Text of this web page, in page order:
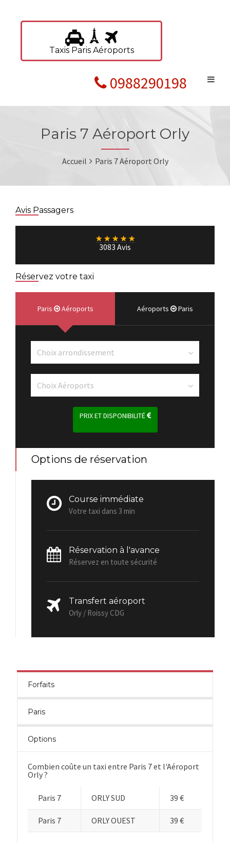
Taxis Paris Aéroports
0988290198
Paris 7 Aéroport Orly
Accueil Paris 7 Aéroport Orly
Avis Passagers
★ ★ ★ ★ ★
3083 Avis
Réservez votre taxi
Paris Aéroports Aéroports Paris
PRIX ET DISPONIBILITÉ
Options de réservation
Course immédiate
Votre taxi dans 3 min
Réservation à l'avance
Réservez en toute sécurité
Transfert aéroport
Orly / Roissy CDG
Forfaits
Paris
Options
Combien coûte un taxi entre Paris 7 et l'Aéroport
Orly ?
Paris 7 ORLY SUD 39 €
Paris 7 ORLY OUEST 39 €